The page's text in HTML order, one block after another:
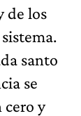
de los
santo
se
cero y